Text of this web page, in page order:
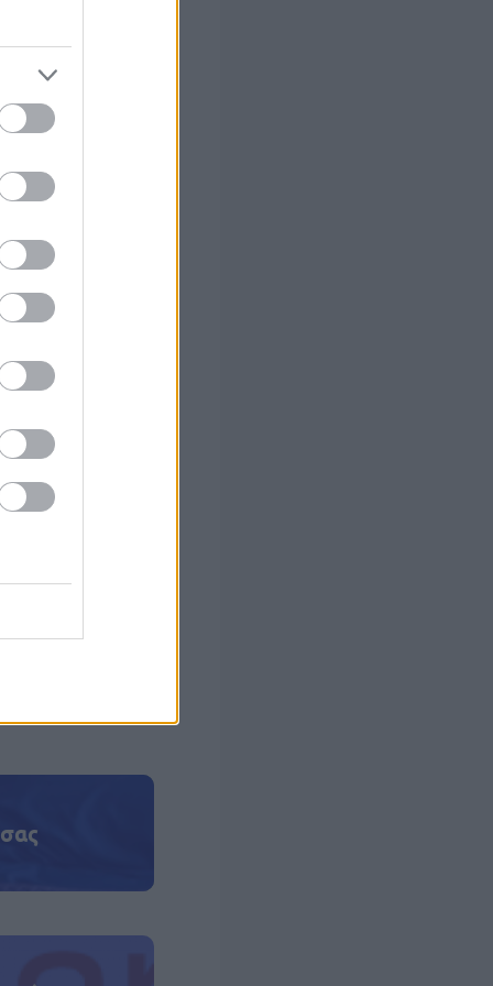
των
των πρώην
χρονικό
σύνταξης που
σχετικές